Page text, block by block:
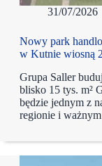
31/07/2026
Nowy park
w Kutnie wiosną
Grupa Saller
blisko 15 tys. m²
będzie jednym z
regionie i